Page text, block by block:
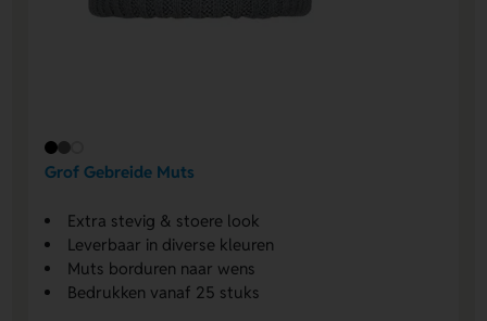
Grof Gebreide Muts
Extra stevig & stoere look
Leverbaar in diverse kleuren
Muts borduren naar wens
Bedrukken vanaf 25 stuks